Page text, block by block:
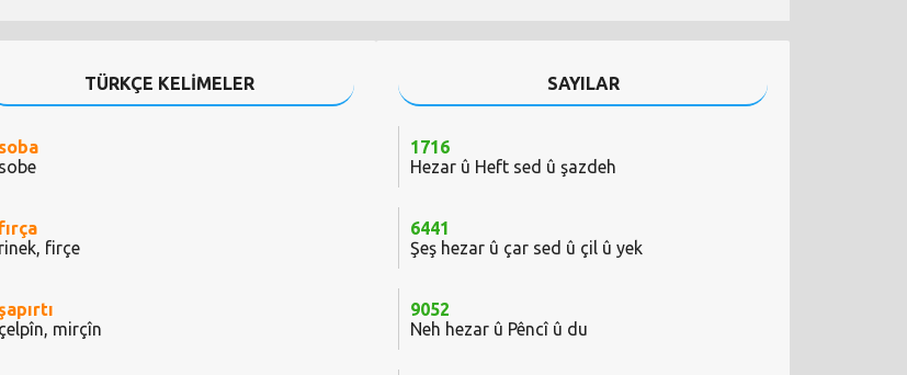
TÜRKÇE KELİMELER
soba
sobe
fırça
rinek, firçe
çelpîn, mirçîn
SAYILAR
1716
Hezar û Heft sed û şazdeh
6441
Şeş hezar û çar sed û çil û yek
9052
Neh hezar û Pêncî û du